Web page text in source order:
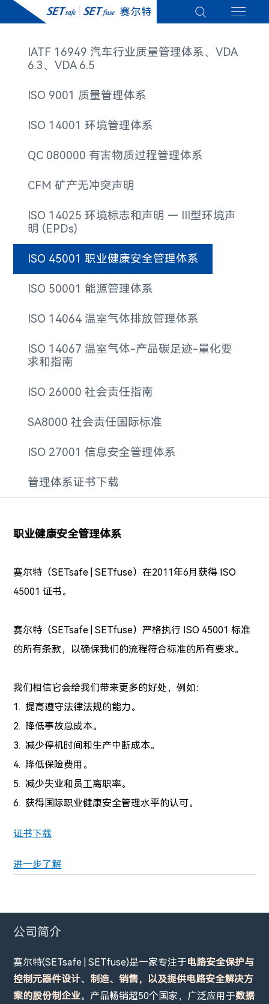
IATF 16949 汽车行业质量管理体系、VDA
6.3、VDA 6.5
ISO 9001 质量管理体系
ISO 14001 环境管理体系
QC 080000 有害物质过程管理体系
CFM​ 矿产无冲突声明
ISO 14025 环境标志和声明 — III型环境声
明 (EPDs)
ISO 45001 职业健康安全管理体系
ISO 50001 能源管理体系
ISO 14064 温室气体排放管理体系
ISO 14067 温室气体-产品碳足迹-量化要
求和指南
ISO 26000 社会责任指南
SA8000 社会责任国际标准
ISO 27001 信息安全管理体系
管理体系证书下载
职业健康安全管理体系
赛尔特（SETsafe | SETfuse）在2011年6月获得 ISO
45001 证书。
赛尔特（SETsafe | SETfuse）严格执行 ISO 45001 标准
的所有条款，以确保我们的流程符合标准的所有要求。
我们相信它会给我们带来更多的好处，例如：
1. 提高遵守法律法规的能力。
2. 降低事故总成本。
3. 减少停机时间和生产中断成本。
4. 降低保险费用。
5. 减少失业和员工离职率。
6. 获得国际职业健康安全管理水平的认可。
证书下载
进一步了解
公司简介
赛尔特(SETsafe | SETfuse)是一家专注于电路安全保护与
控制元器件设计、制造、销售，以及提供电路安全解决方
案的股份制企业。产品畅销超50个国家，广泛应用于数据